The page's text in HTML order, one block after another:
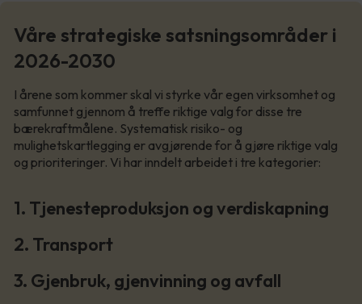
Våre strategiske satsningsområder i
2026-2030
I årene som kommer skal vi styrke vår egen virksomhet og
samfunnet gjennom å treffe riktige valg for disse tre
bærekraftmålene. Systematisk risiko- og
mulighetskartlegging er avgjørende for å gjøre riktige valg
og prioriteringer. Vi har inndelt arbeidet i tre kategorier:
1. Tjenesteproduksjon og verdiskapning
2. Transport
3. Gjenbruk, gjenvinning og avfall